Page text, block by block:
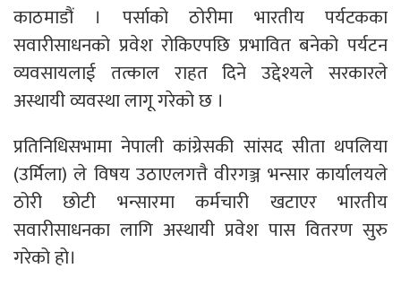
काठमाडौं । पर्साको ठोरीमा भारतीय पर्यटकका
सवारीसाधनको प्रवेश रोकिएपछि प्रभावित बनेको पर्यटन
व्यवसायलाई तत्काल राहत दिने उद्देश्यले सरकारले
अस्थायी व्यवस्था लागू गरेको छ ।
प्रतिनिधिसभामा नेपाली कांग्रेसकी सांसद सीता थपलिया
(उर्मिला) ले विषय उठाएलगत्तै वीरगञ्ज भन्सार कार्यालयले
ठोरी छोटी भन्सारमा कर्मचारी खटाएर भारतीय
सवारीसाधनका लागि अस्थायी प्रवेश पास वितरण सुरु
गरेको हो।